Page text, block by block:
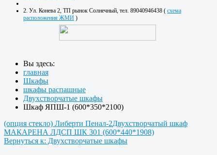
2. Ул. Конева 2, ТП рынок Солнечный, тел. 89040946438 ( схема
расположения ЖМИ )
Вы здесь:
главная
Шкафы
шкафы распашные
Двухстворчатые шкафы
Шкаф ЯПШ-1 (600*350*2100)
(опция стекло) Либерти Пенал-2Двухстворчатый шкаф
МАКАРЕНА ЛДСП ШК 301 (600*440*1908)
Вернуться к: Двухстворчатые шкафы